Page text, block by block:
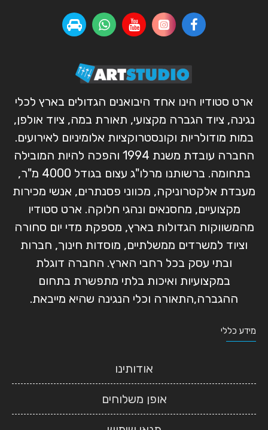
ארט סטודיו הינו אחד היבואנים הגדולים בארץ לכלי
נגינה, ציוד הגברה מקצועי, תאורת במה, ציוד אולפן,
במות מודולריות וקונסטרוקציות אלומיניום לאירועים.
החברה עובדת משנת 1994 והפכה להיות המובילה
בתחומה. ברשותנו מרלו"ג עצום בגודל 4000 מ"ר,
מעבדת אלקטרוניקה, מכווני פסנתרים, אנשי מכירות
מקצועיים, מחסנאים ונהגי חלוקה. ארט סטודיו
מהמשווקות הגדולות בארץ, מספקת מדי יום סחורה
וציוד למשרדים ממשלתיים, מוסדות חינוך, חברות
ובתי עסק בכל רחבי הארץ. החברה דוגלת
במקצועיות ואיכות בלתי מתפשרת בתחום
ההגברה,התאורה וכלי הנגינה שהיא מייבאת.
מידע כללי
אודותינו
אופן משלוחים